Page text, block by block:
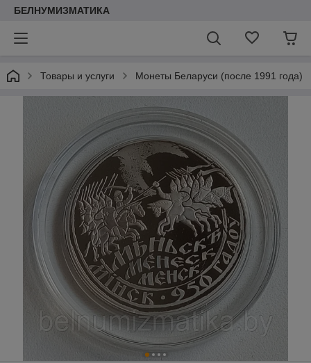
БЕЛНУМИЗМАТИКА
Товары и услуги Монеты Беларуси (после 1991 года)